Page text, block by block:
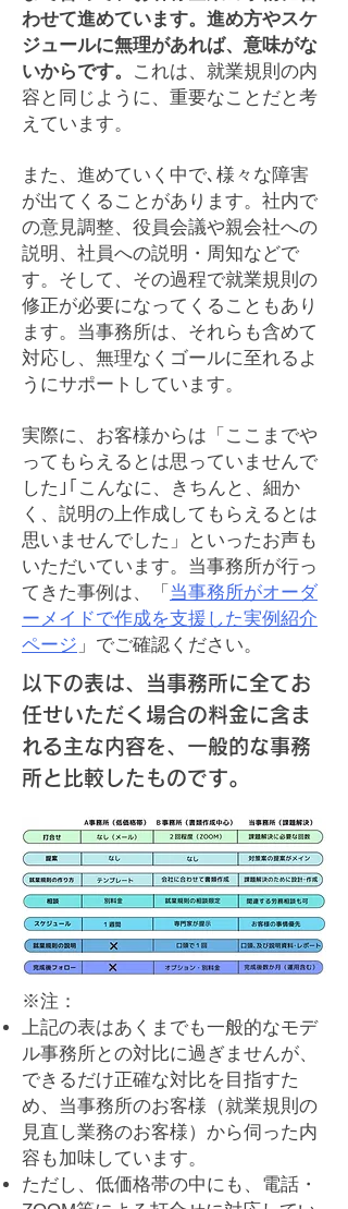
わせて進めています。進め方やスケ
ジュールに無理があれば、意味がな
いからです。
これは、就業規則の内
容と同じように、重要なことだと考
えています。
また、進めていく中で､様々な障害
が出てくることがあります。社内で
の意見調整、役員会議や親会社への
説明、社員への説明・ 周知などで
す。そして、その過程で就業規則の
修正が必要になってくることもあり
ます。当事務所は、それらも含めて
対応し、無理なくゴールに至れるよ
うにサポートしています。
実際に、お客様からは「ここまでや
ってもらえるとは思っていませんで
した｣｢こんなに、きちんと、細か
く、説明の上作成してもらえるとは
思いませんでした」といったお声も
いただいています。 当事務所が行っ
てきた事例は、
「 当事務所がオーダ
ーメイドで作成を支援した実例紹介
ページ 」 でご確認ください。
以下の表は、当事務所に全てお
任せいただく場合の料金に含ま
れる主な内容を、一般的な事務
所と比較したものです。
​※注：
上記の表はあくまでも一般的なモデ
ル事務所との対比に過ぎませんが、
できるだけ正確な対比を目指すた
め、当事務所のお客様（就業規則の
見直し業務のお客様）から伺った内
容も加味しています。
ただし、低価格帯の中にも、電話・